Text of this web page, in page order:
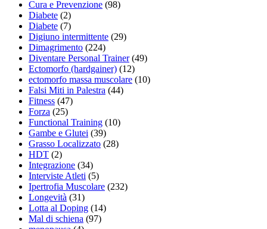
Cura e Prevenzione (98)
Diabete (2)
Diabete (7)
Digiuno intermittente (29)
Dimagrimento (224)
Diventare Personal Trainer(49)
Ectomorfo (hardgainer) (12)
ectomorfo massa muscolare (10)
Falsi Miti in Palestra (44)
Fitness (47)
Forza (25)
Functional Training (10)
Gambe e Glutei (39)
Grasso Localizzato (28)
HDT (2)
Integrazione (34)
Interviste Atleti (5)
Ipertrofia Muscolare (232)
Longevità (31)
Lotta al Doping (14)
Mal di schiena (97)